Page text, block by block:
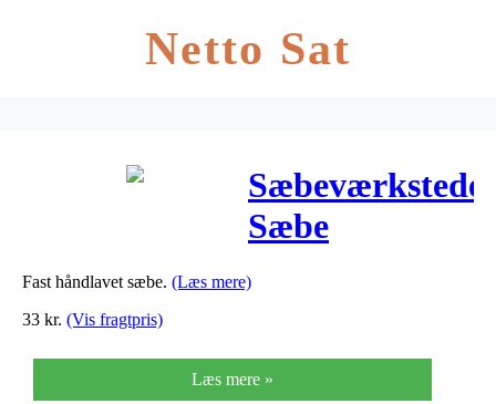
Netto Sat
Sæbeværkstedet
Sæbe
Herreskrub –
Fast håndlavet sæbe. (Læs mere)
33 kr. (Vis fragtpris)
Læs mere »